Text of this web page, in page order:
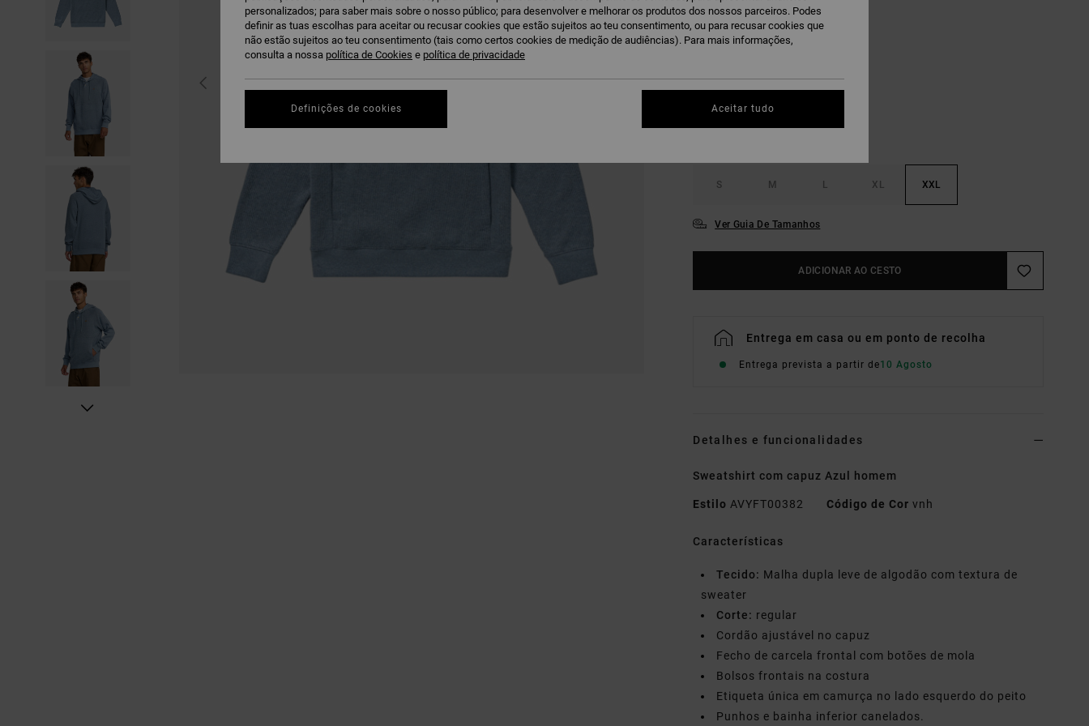
DUPLA PROMO 10% EXTRA
S M L XL XXL
Ver Guia De Tamanhos
ADICIONAR AO CESTO
Entrega em casa ou em ponto de recolha
Entrega prevista a partir de10 Agosto
Detalhes e funcionalidades
Sweatshirt com capuz Azul homem
Estilo AVYFT00382 Código de Cor vnh
Características
Tecido: Malha dupla leve de algodão com textura de
sweater
Corte: regular
Cordão ajustável no capuz
Fecho de carcela frontal com botões de mola
Bolsos frontais na costura
Etiqueta única em camurça no lado esquerdo do peito
Punhos e bainha inferior canelados.
personalizados; para saber mais sobre o nosso público; para desenvolver e melhorar os produtos dos nossos parceiros. Podes
definir as tuas escolhas para aceitar ou recusar cookies que estão sujeitos ao teu consentimento, ou para recusar cookies que
não estão sujeitos ao teu consentimento (tais como certos cookies de medição de audiências). Para mais informações,
consulta a nossa política de Cookies e política de privacidade
Definições de cookies Aceitar tudo